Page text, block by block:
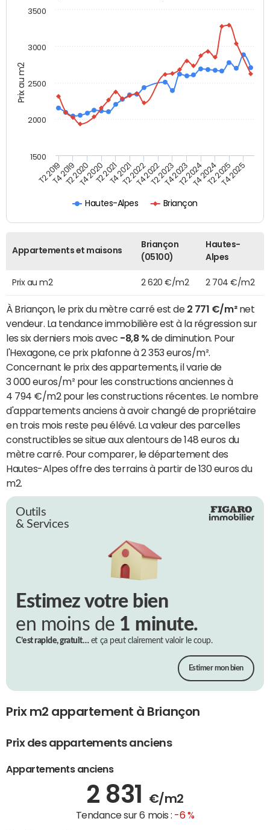
Prix au m2
Hautes-Alpes Briançon
T2 2019T4 2019T2 2020T4 2020T2 2021T4 2021T2 2022T4 2022T2 2023T4 2023T2 2024T4 2024T2 2025T4 2025
1500
2000
2500
3000
3500
Appartements et maisons
Briançon
(05100)
Hautes-
Alpes
Prix au m2 2 620 €/m2 2 704 €/m2
À Briançon, le prix du mètre carré est de 2 771 €/m²net
vendeur. La tendance immobilière est à la régression sur
les six derniers mois avec -8,8 % de diminution. Pour
l'Hexagone, ce prix plafonne à 2 353 euros/m².
Concernant le prix des appartements, il varie de
3 000 euros/m² pour les constructions anciennes à
4 794 €/m2 pour les constructions récentes. Le nombre
d'appartements anciens à avoir changé de propriétaire
en trois mois reste peu élévé. La valeur des parcelles
constructibles se situe aux alentours de 148 euros du
mètre carré. Pour comparer, le département des
Hautes-Alpes offre des terrains à partir de 130 euros du
m2.
Outils
& Services
Estimez votre bien
en moins de 1 minute.
C’est rapide, gratuit…et ça peut clairement valoir le coup.
Estimer mon bien
Prix m2 appartement à Briançon
Prix des appartements anciens
Appartements anciens
2 831 €/m2
Tendance sur 6 mois : -6 %